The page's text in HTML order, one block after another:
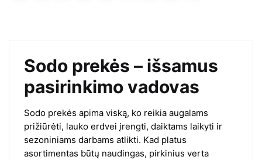
Sodo prekės – išsamus
pasirinkimo vadovas
Sodo prekės apima viską, ko reikia augalams
prižiūrėti, lauko erdvei įrengti, daiktams laikyti ir
sezoniniams darbams atlikti. Kad platus
asortimentas būtų naudingas, pirkinius verta